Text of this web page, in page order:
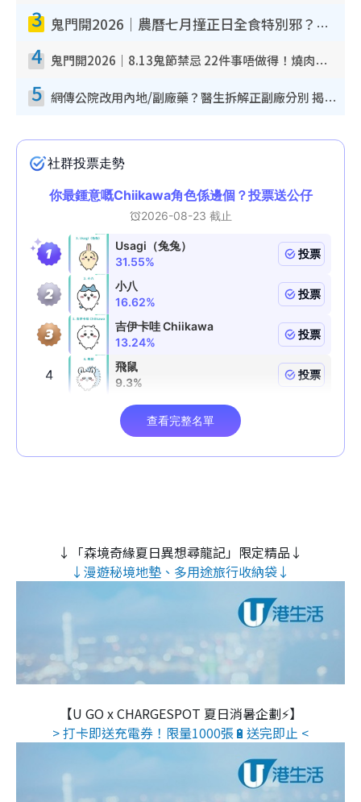
3 鬼門開2026｜農曆七月撞正日全食特別邪？專家警告切忌做一事！揭4大禁忌+2招保平安
4 鬼門開2026｜8.13鬼節禁忌 22件事唔做得！燒肉、刺身要少食？半夜勿吹口哨/打呢個電話
5 網傳公院改用內地/副廠藥？醫生拆解正副廠分別 揭4類人換藥隨時出事
↓「森境奇緣夏日異想尋龍記」限定精品↓
↓漫遊秘境地墊、多用途旅行收納袋↓
【U GO x CHARGESPOT 夏日消暑企劃⚡】
> 打卡即送充電券！限量1000張🔋送完即止 <